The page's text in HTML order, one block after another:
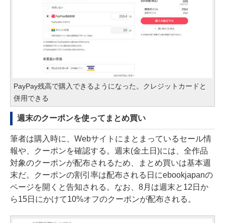
PayPay残高で購入できるようになった。クレジットカードと
併用できる
週末のクーポンを使ってまとめ買い
筆者は購入時に、Webサイトにまとまっているセール情
報や、クーポンを確認する。週末(金土日)には、全作品
対象のクーポンが配布されるため、まとめ買いは基本週
末だ。クーポンの割引率は配布される日にebookjapanの
ページを開くと告知される。なお、8月は週末と12日か
ら15日にかけて10%オフのクーポンが配布される。